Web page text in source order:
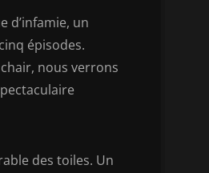
d’infamie, un
épisodes.
nous verrons
des toiles. Un